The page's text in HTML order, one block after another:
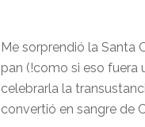
Me sorprendió la Santa
pan (!como si eso fuera
celebrarla la
convertió en sangre de